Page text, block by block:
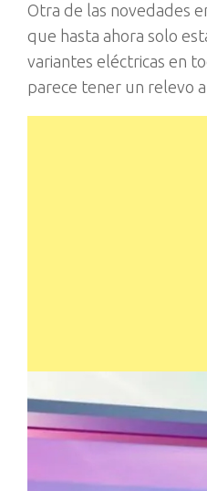
Otra de las novedades
que hasta ahora solo
variantes eléctricas en
parece tener un relevo a